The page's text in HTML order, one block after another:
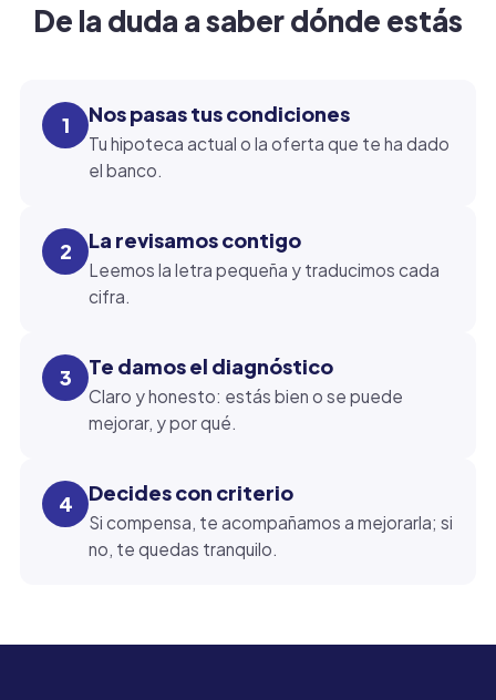
De la duda a saber dónde estás
1 Nos pasas tus condiciones
Tu hipoteca actual o la oferta que te ha dado
el banco.
2 La revisamos contigo
Leemos la letra pequeña y traducimos cada
cifra.
3 Te damos el diagnóstico
Claro y honesto: estás bien o se puede
mejorar, y por qué.
4 Decides con criterio
Si compensa, te acompañamos a mejorarla; si
no, te quedas tranquilo.